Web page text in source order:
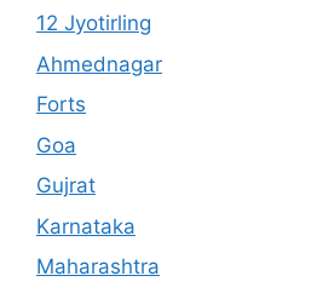
12 Jyotirling
Ahmednagar
Forts
Goa
Gujrat
Karnataka
Maharashtra